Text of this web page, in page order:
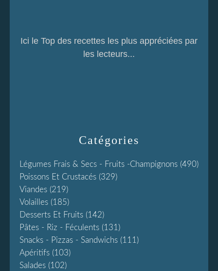
Catégories
Légumes Frais & Secs - Fruits -champignons (490)
Poissons Et Crustacés (329)
Viandes (219)
Volailles (185)
Desserts Et Fruits (142)
Pâtes - Riz - Féculents (131)
Snacks - Pizzas - Sandwichs (111)
Apéritifs (103)
Salades (102)
Ici le Top des recettes les plus appréciées par
les lecteurs...